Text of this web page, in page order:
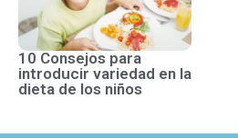
10 Consejos para
introducir variedad en la
dieta de los niños